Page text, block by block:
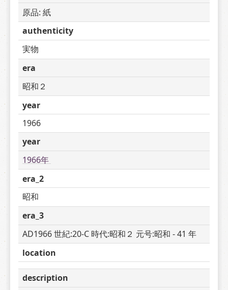
原品: 紙
authenticity
実物
era
昭和２
year
1966
year
1966年
era_2
昭和
era_3
AD1966 世紀:20-C 時代:昭和２ 元号:昭和 - 41 年
location
description